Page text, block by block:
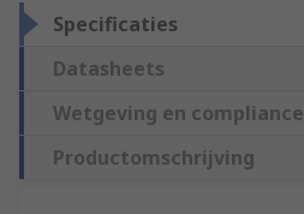
Specificaties
Datasheets
Wetgeving en compliance
Productomschrijving